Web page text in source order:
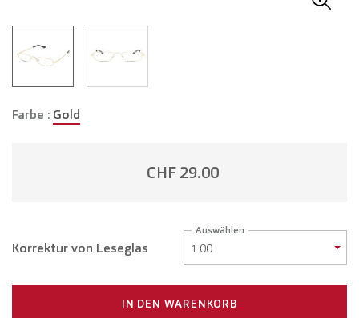
Farbe : Gold
CHF 29.00
Korrektur von Leseglas
Auswählen
IN DEN WARENKORB